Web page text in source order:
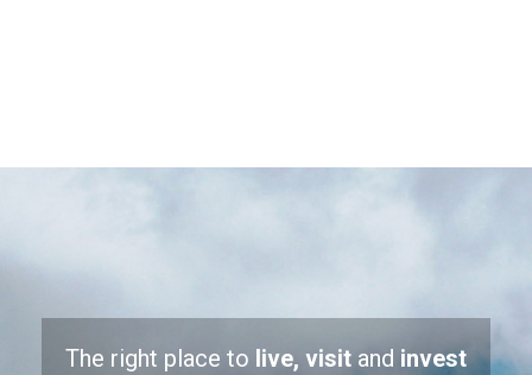
The right place to live, visit and invest